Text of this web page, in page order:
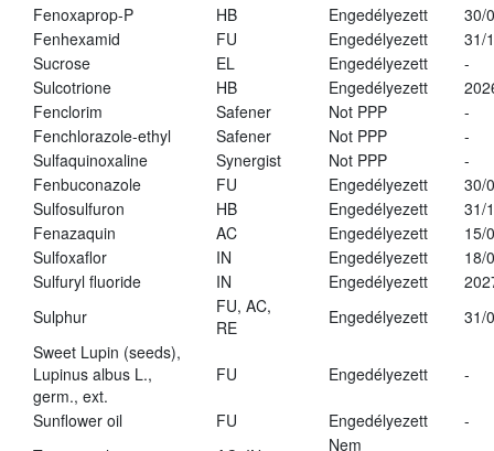
Fenoxaprop-P
HB Engedélyezett
30/
Fenhexamid
FU Engedélyezett
31/
Sucrose
EL Engedélyezett
-
Sulcotrione
HB Engedélyezett
Fenclorim
Safener Not PPP
-
Fenchlorazole-ethyl
Safener Not PPP
-
Sulfaquinoxaline
Synergist Not PPP
-
Fenbuconazole
FU Engedélyezett
30/
Sulfosulfuron
HB Engedélyezett
31/
Fenazaquin
AC Engedélyezett
15/
Sulfoxaflor
IN Engedélyezett
18/
Sulfuryl fluoride
IN Engedélyezett
Sulphur
FU, AC,
RE
Engedélyezett
31/
Sweet Lupin (seeds),
Lupinus albus L.,
germ., ext.
FU Engedélyezett -
Sunflower oil FU Engedélyezett
-
Nem